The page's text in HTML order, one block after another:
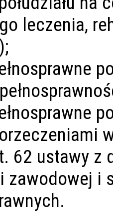
leczenia,
62 ustawy z
zawodowej i